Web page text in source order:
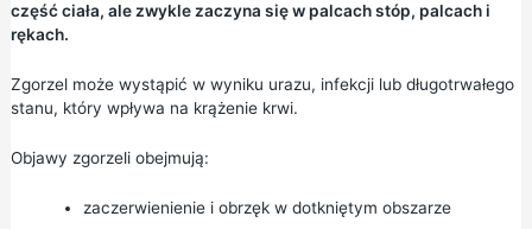
część ciała, ale zwykle zaczyna się w palcach stóp, palcach i
rękach.
Zgorzel może wystąpić w wyniku urazu, infekcji lub długotrwałego
stanu, który wpływa na krążenie krwi.
Objawy zgorzeli obejmują:
zaczerwienienie i obrzęk w dotkniętym obszarze